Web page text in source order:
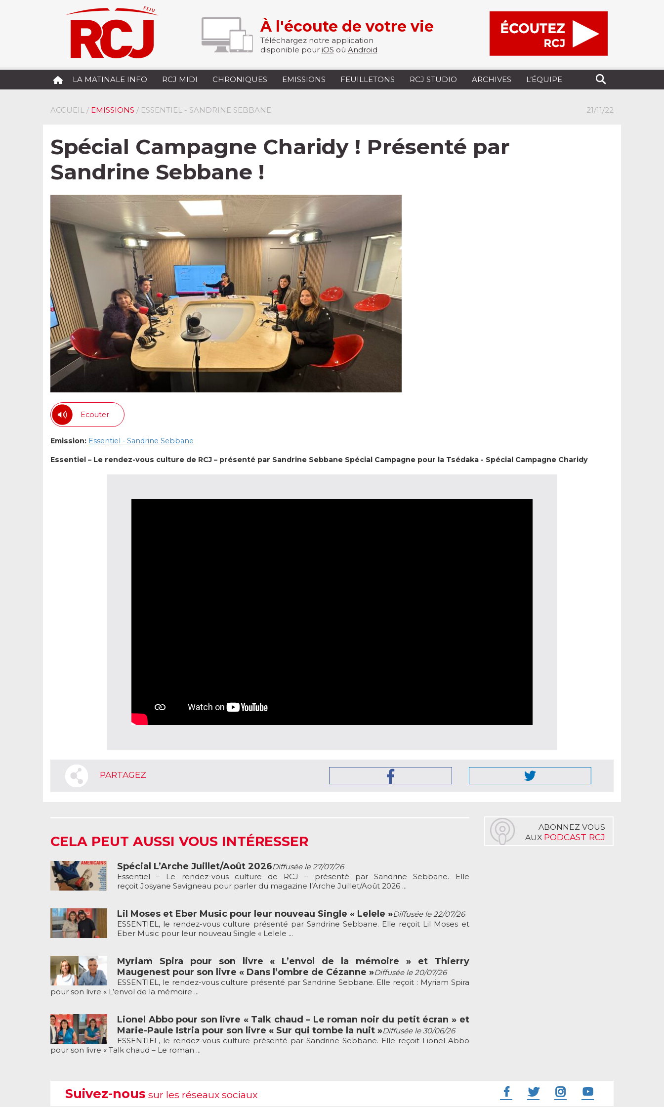
À l'écoute de votre vie
Téléchargez notre application
disponible pour iOS où Android
LA MATINALE INFO RCJ MIDI CHRONIQUES EMISSIONS FEUILLETONS RCJ STUDIO ARCHIVES L’ÉQUIPE
ACCUEIL / EMISSIONS / ESSENTIEL - SANDRINE SEBBANE 21/11/22
Spécial Campagne Charidy ! Présenté par
Sandrine Sebbane !
Ecouter
Emission: Essentiel - Sandrine Sebbane
Essentiel – Le rendez-vous culture de RCJ – présenté par Sandrine Sebbane Spécial Campagne pour la Tsédaka - Spécial Campagne Charidy
PARTAGEZ
CELA PEUT AUSSI VOUS INTÉRESSER
Spécial L’Arche Juillet/Août 2026Diffusée le 27/07/26
Essentiel – Le rendez-vous culture de RCJ – présenté par Sandrine Sebbane. Elle
reçoit Josyane Savigneau pour parler du magazine l’Arche Juillet/Août 2026 ...
Lil Moses et Eber Music pour leur nouveau Single « Lelele »Diffusée le 22/07/26
ESSENTIEL, le rendez-vous culture présenté par Sandrine Sebbane. Elle reçoit Lil Moses et
Eber Music pour leur nouveau Single « Lelele ...
Myriam Spira pour son livre « L’envol de la mémoire » et Thierry
Maugenest pour son livre « Dans l’ombre de Cézanne »Diffusée le 20/07/26
ESSENTIEL, le rendez-vous culture présenté par Sandrine Sebbane. Elle reçoit : Myriam Spira
pour son livre « L’envol de la mémoire ...
Lionel Abbo pour son livre « Talk chaud – Le roman noir du petit écran » et
Marie-Paule Istria pour son livre « Sur qui tombe la nuit »Diffusée le 30/06/26
ESSENTIEL, le rendez-vous culture présenté par Sandrine Sebbane. Elle reçoit Lionel Abbo
pour son livre « Talk chaud – Le roman ...
ABONNEZ VOUS
AUX PODCAST RCJ
Suivez-nous sur les réseaux sociaux